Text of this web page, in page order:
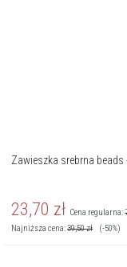
Zawieszka srebrna beads
23,70 zł Cena regularna:
Najniższa cena:39,50zł (-50%)